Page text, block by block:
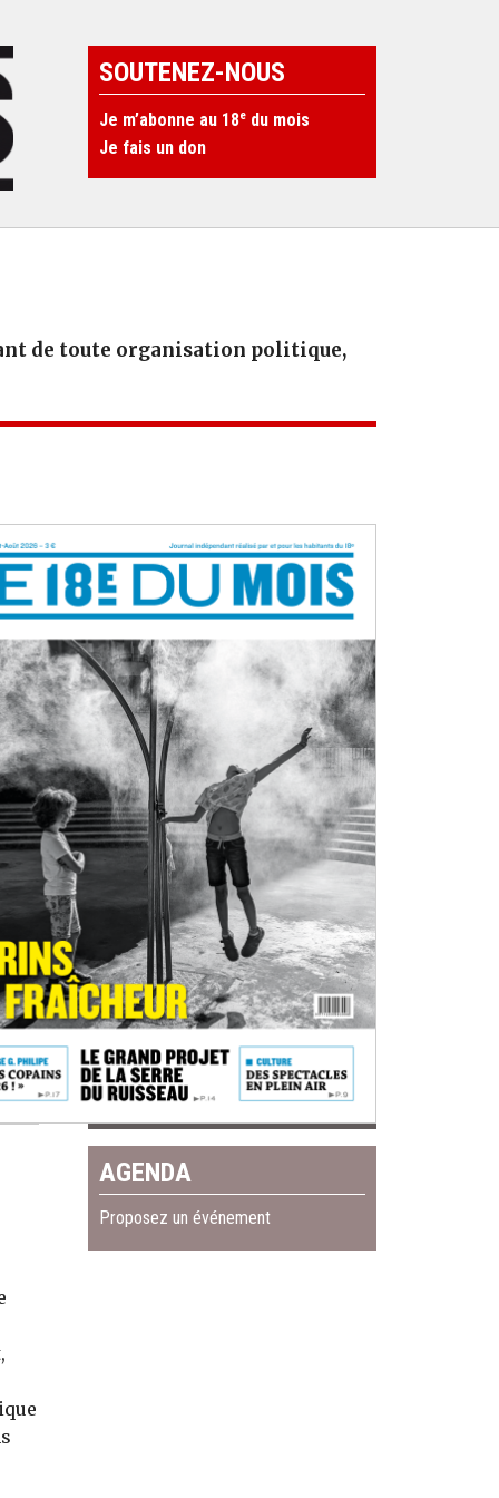
SOUTENEZ-NOUS
Je m’abonne au 18e du mois
Je fais un don
de toute organisation politique,
AGENDA
Proposez un événement